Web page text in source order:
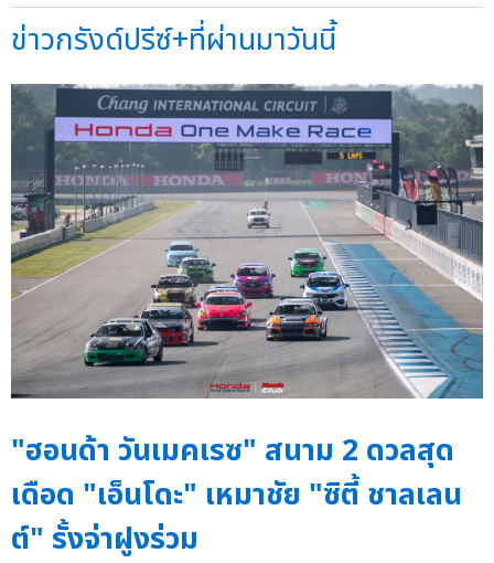
ข่าวกรังด์ปรีซ์+ที่ผ่านมาวันนี้
"ฮอนด้า วันเมคเรซ" สนาม 2 ดวลสุด
เดือด "เอ็นโดะ" เหมาชัย "ซิตี้ ชาลเลน
ต์" รั้งจ่าฝูงร่วม